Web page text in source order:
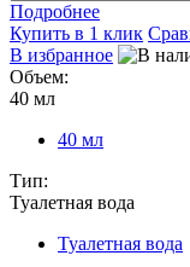
Подробнее
Купить в 1 клик
В избранное
Объем:
40 мл
40 мл
Тип:
Туалетная вода
Туалетная вода